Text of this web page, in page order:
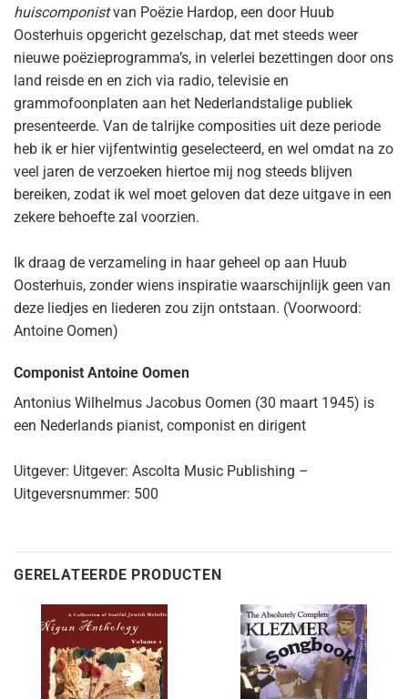
huiscomponistvan Poëzie Hardop, een door Huub
Oosterhuis opgericht gezelschap, dat met steeds weer
nieuwe poëzieprogramma’s, in velerlei bezettingen door ons
land reisde en en zich via radio, televisie en
grammofoonplaten aan het Nederlandstalige publiek
presenteerde. Van de talrijke composities uit deze periode
heb ik er hier vijfentwintig geselecteerd, en wel omdat na zo
veel jaren de verzoeken hiertoe mij nog steeds blijven
bereiken, zodat ik wel moet geloven dat deze uitgave in een
zekere behoefte zal voorzien.
Ik draag de verzameling in haar geheel op aan Huub
Oosterhuis, zonder wiens inspiratie waarschijnlijk geen van
deze liedjes en liederen zou zijn ontstaan. (Voorwoord:
Antoine Oomen)
Componist Antoine Oomen
Antonius Wilhelmus Jacobus Oomen (30 maart 1945) is
een Nederlands pianist, componist en dirigent
Uitgever: Uitgever: Ascolta Music Publishing –
Uitgeversnummer: 500
GERELATEERDE PRODUCTEN